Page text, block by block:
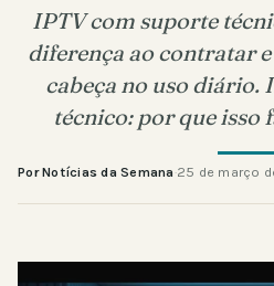
IPTV com suporte
diferença ao contratar
cabeça no uso diário.
técnico: por que isso
Por Notícias da Semana·25 de março